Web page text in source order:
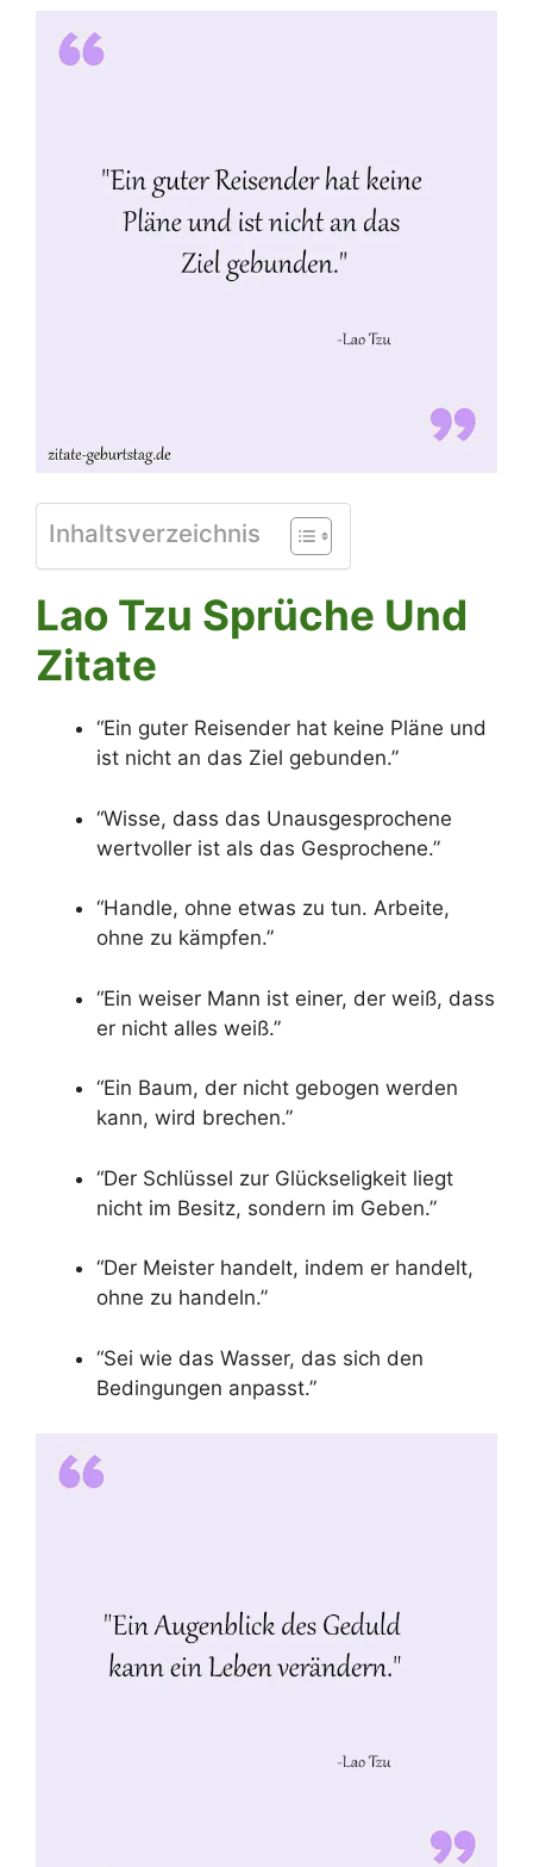
Inhaltsverzeichnis
Lao Tzu Sprüche Und
Zitate
“Ein guter Reisender hat keine Pläne und
ist nicht an das Ziel gebunden.”
“Wisse, dass das Unausgesprochene
wertvoller ist als das Gesprochene.”
“Handle, ohne etwas zu tun. Arbeite,
ohne zu kämpfen.”
“Ein weiser Mann ist einer, der weiß, dass
er nicht alles weiß.”
“Ein Baum, der nicht gebogen werden
kann, wird brechen.”
“Der Schlüssel zur Glückseligkeit liegt
nicht im Besitz, sondern im Geben.”
“Der Meister handelt, indem er handelt,
ohne zu handeln.”
“Sei wie das Wasser, das sich den
Bedingungen anpasst.”